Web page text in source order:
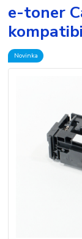
e-toner
Novinka